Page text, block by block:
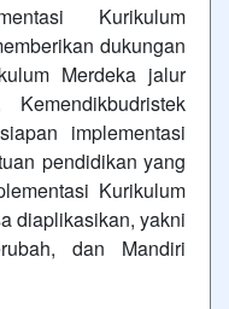
Kurikulum
dukungan
Merdeka jalur
implementasi
pendidikan yang
Kurikulum
diaplikasikan, yakni
dan Mandiri